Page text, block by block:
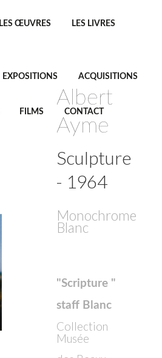
LES ŒUVRES LES LIVRES
EXPOSITIONS ACQUISITIONS
FILMS CONTACT
Albert
Ayme
Sculpture
- 1964
Monochrome
Blanc
"Scripture "
staff Blanc
Collection
Musée